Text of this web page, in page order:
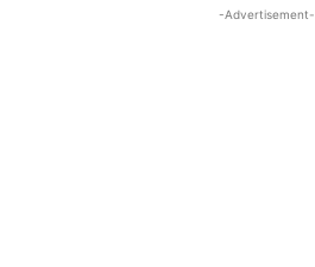
-Advertisement-